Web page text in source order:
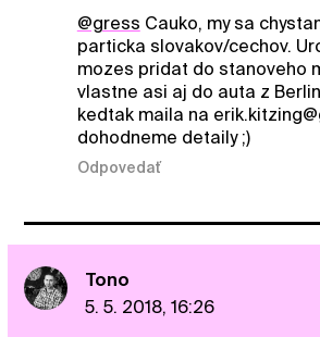
@gress Cauko, my sa
particka slovakov/cechov.
mozes pridat do stanoveho
vlastne asi aj do auta z
kedtak maila na
dohodneme detaily ;)
Odpovedať
Tono
5. 5. 2018, 16:26